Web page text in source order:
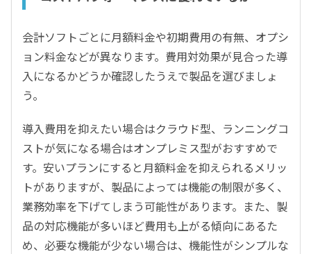
会計ソフトごとに月額料金や初期費用の有無、オプシ
ョン料金などが異なります。費用対効果が見合った導
入になるかどうか確認したうえで製品を選びましょ
う。
導入費用を抑えたい場合はクラウド型、ランニングコ
ストが気になる場合はオンプレミス型がおすすめで
す。安いプランにすると月額料金を抑えられるメリッ
トがありますが、製品によっては機能の制限が多く、
業務効率を下げてしまう可能性があります。また、製
品の対応機能が多いほど費用も上がる傾向にあるた
め、必要な機能が少ない場合は、機能性がシンプルな